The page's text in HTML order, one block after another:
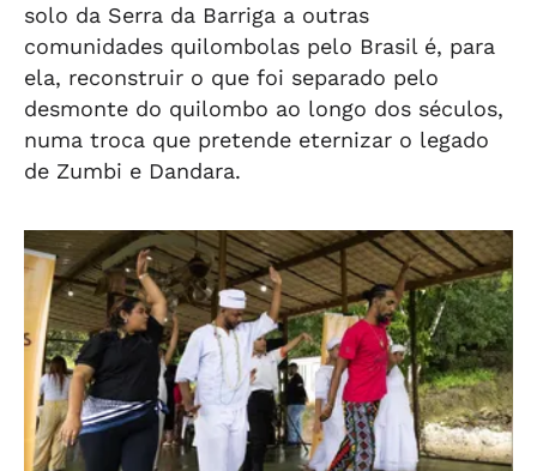
solo da Serra da Barriga a outras
comunidades quilombolas pelo Brasil é, para
ela, reconstruir o que foi separado pelo
desmonte do quilombo ao longo dos séculos,
numa troca que pretende eternizar o legado
de Zumbi e Dandara.